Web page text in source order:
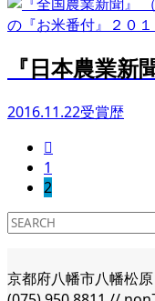
『日本農業
2016.11.22受賞歴

1
2
京都府八幡市八幡松原